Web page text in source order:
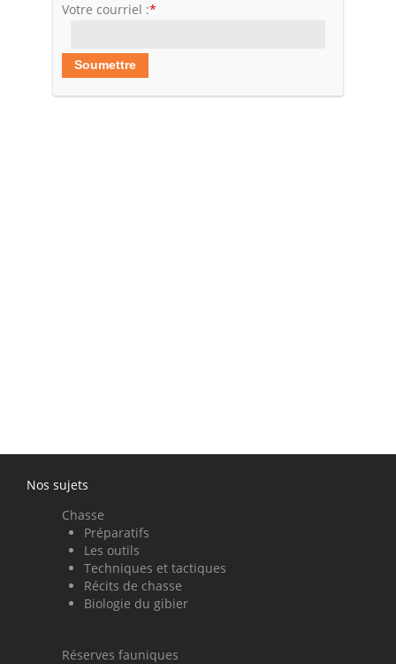
Votre courriel :*
Nos sujets
Chasse
Préparatifs
Les outils
Techniques et tactiques
Récits de chasse
Biologie du gibier
Réserves fauniques